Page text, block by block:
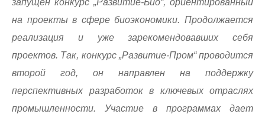
запущен конкурс „Развитие-Био“, ориентированный
на проекты в сфере биоэкономики. Продолжается
реализация и уже зарекомендовавших себя
проектов. Так, конкурс „Развитие-Пром“ проводится
второй год, он направлен на поддержку
перспективных разработок в ключевых отраслях
промышленности. Участие в программах дает